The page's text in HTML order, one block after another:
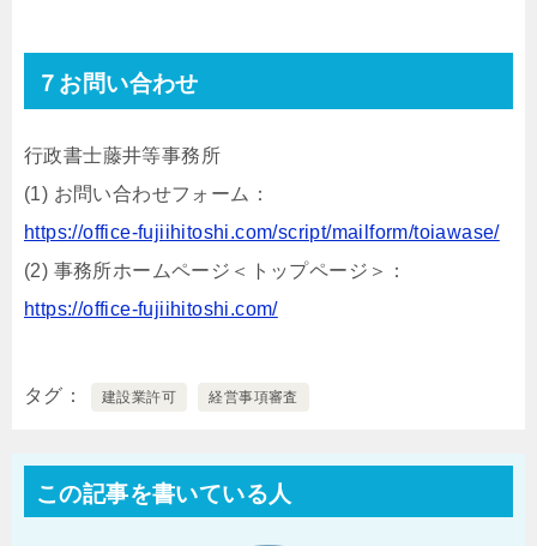
７お問い合わせ
行政書士藤井等事務所
(1) お問い合わせフォーム：
https://office-fujiihitoshi.com/script/mailform/toiawase/
(2) 事務所ホームページ＜トップページ＞：
https://office-fujiihitoshi.com/
タグ 建設業許可 経営事項審査
この記事を書いている人